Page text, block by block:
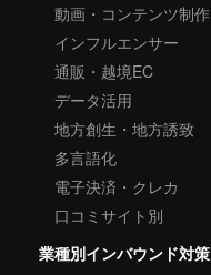
動画・コンテンツ制作
インフルエンサー
通販・越境EC
データ活用
地方創生・地方誘致
多言語化
電子決済・クレカ
口コミサイト別
業種別インバウンド対策